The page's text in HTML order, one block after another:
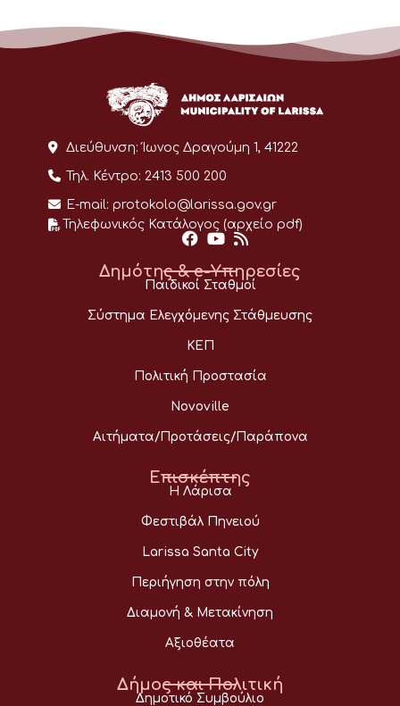
Διεύθυνση: Ίωνος Δραγούμη 1, 41222
Τηλ. Κέντρο: 2413 500 200
E-mail: protokolo@larissa.gov.gr
Τηλεφωνικός Κατάλογος (αρχείο pdf)
Δημότης & e-Υπηρεσίες
Παιδικοί Σταθμοί
Σύστημα Ελεγχόμενης Στάθμευσης
ΚΕΠ
Πολιτική Προστασία
Novoville
Αιτήματα/Προτάσεις/Παράπονα
Επισκέπτης
Η Λάρισα
Φεστιβάλ Πηνειού
Larissa Santa City
Περιήγηση στην πόλη
Διαμονή & Μετακίνηση
Αξιοθέατα
Δήμος και Πολιτική
Δημοτικό Συμβούλιο